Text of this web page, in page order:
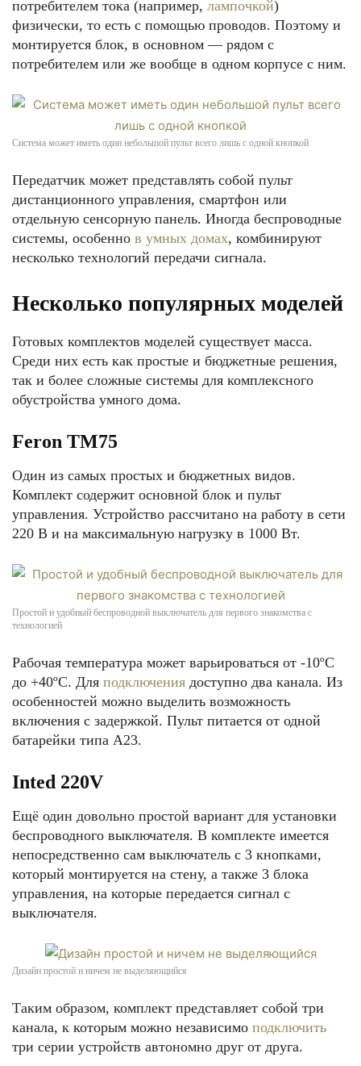
потребителем тока (например, лампочкой)
физически, то есть с помощью проводов. Поэтому и
монтируется блок, в основном — рядом с
потребителем или же вообще в одном корпусе с ним.
Система может иметь один небольшой пульт всего лишь с одной кнопкой
Передатчик может представлять собой пульт
дистанционного управления, смартфон или
отдельную сенсорную панель. Иногда беспроводные
системы, особенно в умных домах, комбинируют
несколько технологий передачи сигнала.
Несколько популярных моделей
Готовых комплектов моделей существует масса.
Среди них есть как простые и бюджетные решения,
так и более сложные системы для комплексного
обустройства умного дома.
Feron TM75
Один из самых простых и бюджетных видов.
Комплект содержит основной блок и пульт
управления. Устройство рассчитано на работу в сети
220 В и на максимальную нагрузку в 1000 Вт.
Простой и удобный беспроводной выключатель для первого знакомства с
технологией
Рабочая температура может варьироваться от -10ºС
до +40ºС. Для подключения доступно два канала. Из
особенностей можно выделить возможность
включения с задержкой. Пульт питается от одной
батарейки типа A23.
Inted 220V
Ещё один довольно простой вариант для установки
беспроводного выключателя. В комплекте имеется
непосредственно сам выключатель с 3 кнопками,
который монтируется на стену, а также 3 блока
управления, на которые передается сигнал с
выключателя.
Дизайн простой и ничем не выделяющийся
Таким образом, комплект представляет собой три
канала, к которым можно независимо подключить
три серии устройств автономно друг от друга.